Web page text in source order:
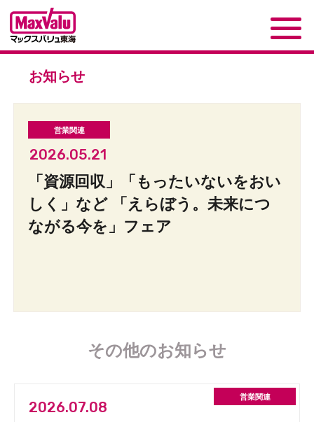
お知らせ
2026.05.21
「資源回収」「もったいないをおい
しく」など 「えらぼう。未来につ
ながる今を」フェア
その他のお知らせ
2026.07.08